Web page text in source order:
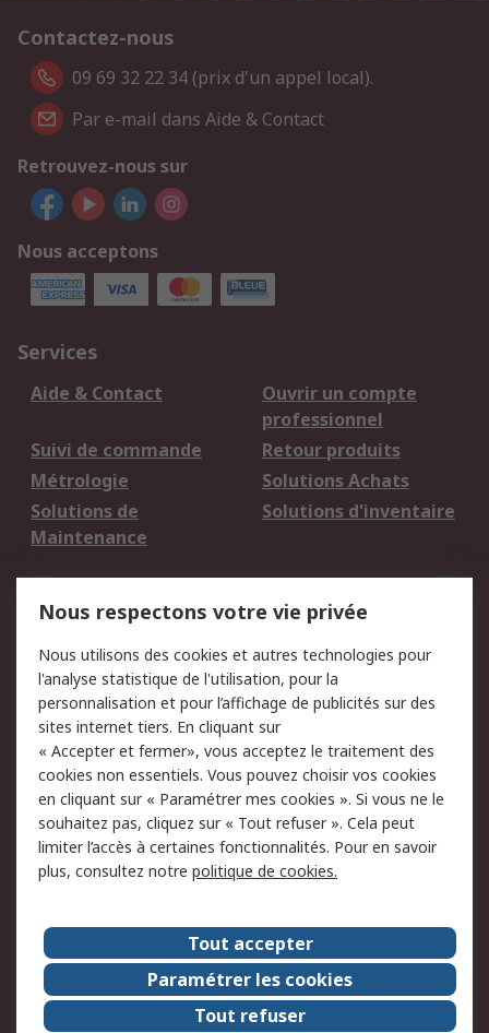
Contactez-nous
09 69 32 22 34 (prix d'un appel local).
Par e-mail dans Aide & Contact
Retrouvez-nous sur
Nous acceptons
Services
Aide & Contact
Ouvrir un compte
professionnel
Suivi de commande
Retour produits
Métrologie
Solutions Achats
Solutions de
Maintenance
Solutions d'inventaire
du site
Politique de protection
des données - Mise à
jour
Sécurité des E-mails
Conditions générales
de vente
Politique anti-
corruption
Campagnes marketing
A propos de RS
A propos de RS France
Evénements
Le groupe RS Group Plc
Presse
RS dans le monde
Démarche RSE
Nous rejoindre
RS Particuliers
Nous respectons votre vie privée
Nous utilisons des cookies et autres technologies pour
l'analyse statistique de l'utilisation, pour la
personnalisation et pour l’affichage de publicités sur des
sites internet tiers. En cliquant sur
« Accepter et fermer», vous acceptez le traitement des
cookies non essentiels. Vous pouvez choisir vos cookies
en cliquant sur « Paramétrer mes cookies ». Si vous ne le
souhaitez pas, cliquez sur « Tout refuser ». Cela peut
limiter l’accès à certaines fonctionnalités. Pour en savoir
plus, consultez notre politique de cookies.
Tout accepter
Paramétrer les cookies
Tout refuser